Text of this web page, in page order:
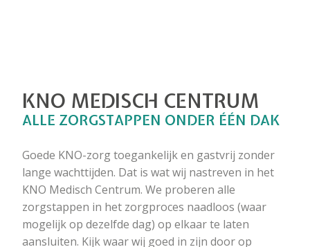
KNO MEDISCH CENTRUM
ALLE ZORGSTAPPEN ONDER ÉÉN DAK
Goede KNO-zorg toegankelijk en gastvrij zonder
lange wachttijden. Dat is wat wij nastreven in het
KNO Medisch Centrum. We proberen alle
zorgstappen in het zorgproces naadloos (waar
mogelijk op dezelfde dag) op elkaar te laten
aansluiten. Kijk waar wij goed in zijn door op